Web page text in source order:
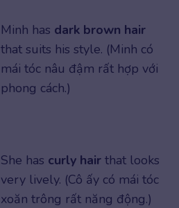
Minh has dark brown hair
that suits his style. (Minh có
mái tóc nâu đậm rất hợp với
phong cách.)
She has curly hair that looks
very lively. (Cô ấy có mái tóc
xoăn trông rất năng động.)